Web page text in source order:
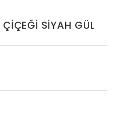
SIYAH GÜL